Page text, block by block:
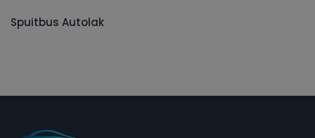
Spuitbus Autolak